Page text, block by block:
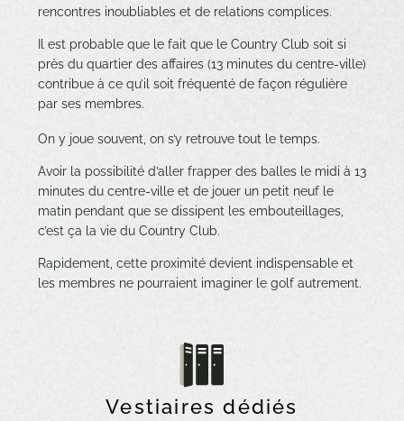
rencontres inoubliables et de relations complices.
Il est probable que le fait que le Country Club soit si
près du quartier des affaires (13 minutes du centre-ville)
contribue à ce qu’il soit fréquenté de façon régulière
par ses membres.
On y joue souvent, on s’y retrouve tout le temps.
Avoir la possibilité d’aller frapper des balles le midi à 13
minutes du centre-ville et de jouer un petit neuf le
matin pendant que se dissipent les embouteillages,
c’est ça la vie du Country Club.
Rapidement, cette proximité devient indispensable et
les membres ne pourraient imaginer le golf autrement.
Vestiaires dédiés